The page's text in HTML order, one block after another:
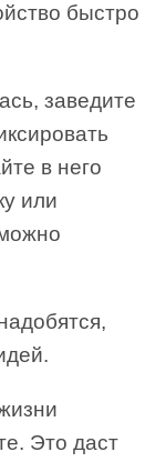
быстро
заведите
в него
или
Это даст